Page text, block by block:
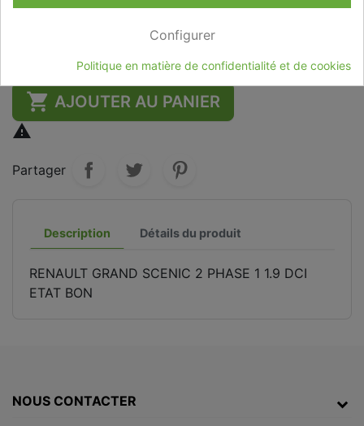
18,90 € TTC
 AJOUTER AU PANIER

Partager
Description Détails du produit
RENAULT GRAND SCENIC 2 PHASE 1 1.9 DCI
ETAT BON
NOUS CONTACTER
Configurer
Politique en matière de confidentialité et de cookies